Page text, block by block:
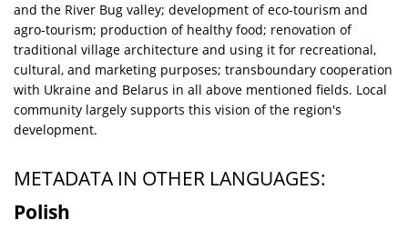
and the River Bug valley; development of eco-tourism and
agro-tourism; production of healthy food; renovation of
traditional village architecture and using it for recreational,
cultural, and marketing purposes; transboundary cooperation
with Ukraine and Belarus in all above mentioned fields. Local
community largely supports this vision of the region's
development.
METADATA IN OTHER LANGUAGES:
Polish